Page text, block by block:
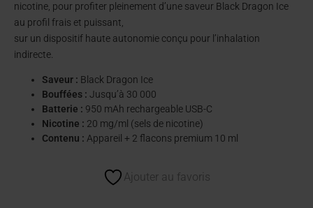
nicotine, pour profiter pleinement d’une saveur Black Dragon Ice
au profil frais et puissant,
sur un dispositif haute autonomie conçu pour l’inhalation
indirecte.
Saveur : Black Dragon Ice
Bouffées : Jusqu’à 30 000
Batterie : 950 mAh rechargeable USB-C
Nicotine : 20 mg/ml (sels de nicotine)
Contenu : Appareil + 2 flacons premium 10 ml
Ajouter au favoris